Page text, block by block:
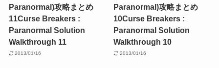
Paranormal)攻略まとめ
11Curse Breakers :
Paranormal Solution
Walkthrough 11
2013/01/16
Paranormal)攻略まとめ
10Curse Breakers :
Paranormal Solution
Walkthrough 10
2013/01/16